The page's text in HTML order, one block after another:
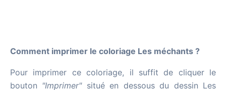
Comment imprimer le coloriage Les méchants ?
Pour imprimer ce coloriage, il suffit de cliquer le
bouton "Imprimer"situé en dessous du dessin Les